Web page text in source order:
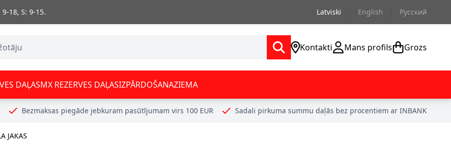
18, S: 9-15. Latviski English Русский
Kontakti Mans profils Grozs
DAĻASMX REZERVES DAĻASIZPĀRDOŠANAZIEMA
Bezmaksas piegāde jebkuram pasūtījumam virs 100 EUR Sadali pirkuma summu daļās bez procentiem ar INBANK
JAKAS